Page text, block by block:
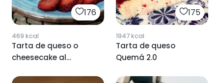
176
469 kcal
Tarta de queso o
cheesecake al
175
1947kcal
Tarta de queso
Quemá 2.0